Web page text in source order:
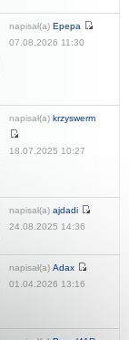
napisał(a) Epepa
07.08.2026 11:30
napisał(a) krzyswerm
18.07.2025 10:27
napisał(a) ajdadi
24.08.2025 14:36
napisał(a) Adax
01.04.2026 13:16